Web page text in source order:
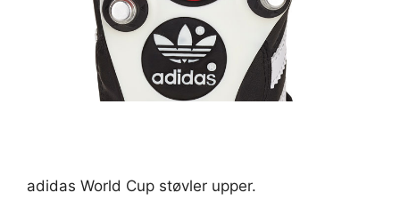
adidas World Cup støvler upper.